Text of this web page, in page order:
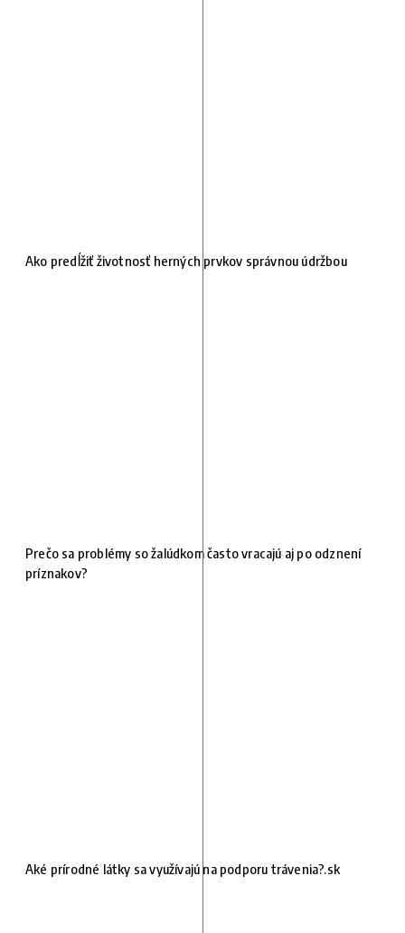
Ako predĺžiť životnosť herných prvkov správnou údržbou
Prečo sa problémy so žalúdkom často vracajú aj po odznení
príznakov?
Aké prírodné látky sa využívajú na podporu trávenia?.sk